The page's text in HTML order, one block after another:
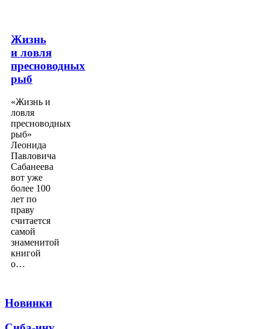
Жизнь
и ловля
пресноводных
рыб
«Жизнь и
ловля
пресноводных
рыб»
Леонида
Павловича
Сабанеева
вот уже
более 100
лет по
праву
считается
самой
знаменитой
книгой
о…
Новинки